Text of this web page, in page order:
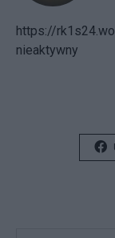
https://
nieaktywny